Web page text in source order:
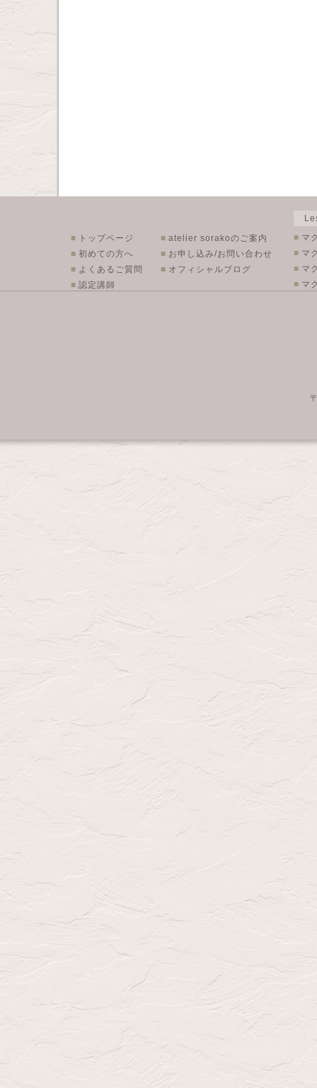
■ トップページ
■ 初めての方へ
■ よくあるご質問
■ 認定講師
■ atelier sorakoのご案内
■ お申し込み/お問い合わせ
■ オフィシャルブログ
■ マ
■ マ
■ マ
■ マ